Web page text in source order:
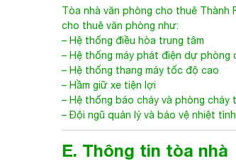
Tòa nhà văn phòng cho thuê Thành
cho thuê văn phòng như:
– Hệ thống điều hòa trung tâm
– Hệ thống máy phát điện dự phòng
– Hệ thống thang máy tốc độ cao
– Hầm giữ xe tiện lợi
– Hệ thống báo cháy và phòng cháy
– Đội ngũ quản lý và bảo vệ nhiệt
E. Thông tin tòa nhà